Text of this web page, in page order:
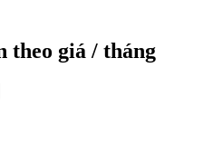
theo giá / tháng